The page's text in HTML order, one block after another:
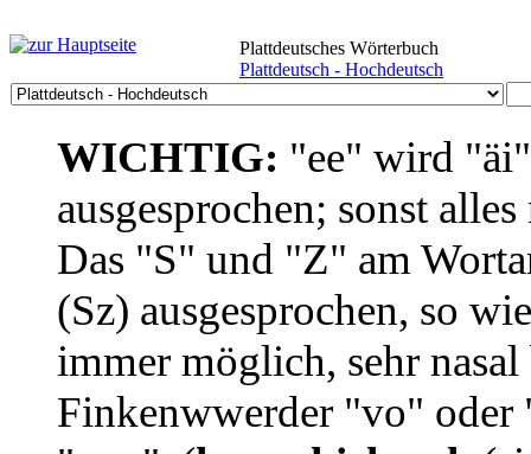
Plattdeutsches Wörterbuch
Plattdeutsch - Hochdeutsch
WICHTIG: "ee" wird
ausgesprochen; sonst
Das "S" und "Z" am
(Sz) ausgesprochen, so
immer möglich, sehr
Finkenwwerder "vo"